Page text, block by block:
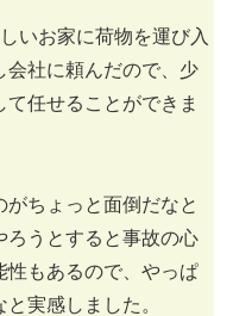
いお家に荷物を運び入
会社に頼んだので、少
任せることができま
ちょっと面倒だなと
ろうとすると事故の心
性もあるので、やっぱ
実感しました。